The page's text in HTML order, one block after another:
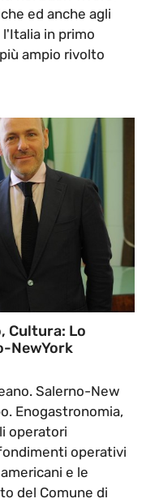
ed anche agli
in primo
ampio rivolto
Cultura: Lo
NewYork
Salerno-New
Enogastronomia,
operatori
operativi
e le
del Comune di